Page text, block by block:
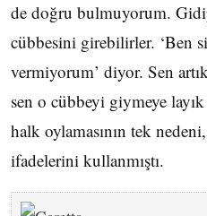
de doğru bulmuyorum.
cübbesini girebilirler. ‘Ben
vermiyorum’ diyor. Sen
sen o cübbeyi giymeye
halk oylamasının tek
ifadelerini kullanmıştı.